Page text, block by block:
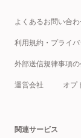
よくあるお問い合
利用規約・プライ
外部送信規律事項
運営会社 オプ
関連サービス